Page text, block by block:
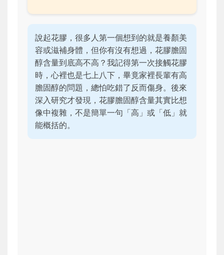
說起花膠，很多人第一個想到的就是養顏美
容或滋補身體，但你有沒有想過，花膠膽固
醇含量到底高不高？我記得第一次接觸花膠
時，心裡也是七上八下，畢竟家裡長輩有高
膽固醇的問題，總怕吃錯了反而傷身。後來
深入研究才發現，花膠膽固醇含量其實比想
像中複雜，不是簡單一句「高」或「低」就
能概括的。